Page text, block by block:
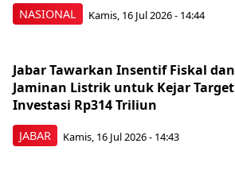
NASIONAL Kamis, 16 Jul 2026 - 14:44
JABAR
Jabar Tawarkan Insentif Fiskal dan
Jaminan Listrik untuk Kejar Target
Investasi Rp314 Triliun
Kamis, 16 Jul 2026 - 14:43